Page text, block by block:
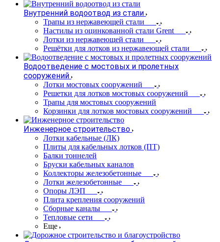
Внутренний водоотвод из стали
Трапы из нержавеющей стали
Настилы из оцинкованной стали Grent
Лотки из нержавеющей стали
Решётки для лотков из нержавеющей стали
Водоотведение с мостовых и пролетных
сооружений
Лотки мостовых сооружений
Решетки для лотков мостовых сооружений
Трапы для мостовых сооружений
Корзинки для лотков мостовых сооружений
Инженерное строительство
Лотки кабельные (ЛК)
Плиты для кабельных лотков (ПТ)
Балки тоннелей
Бруски кабельных каналов
Коллекторы железобетонные
Лотки железобетонные
Опоры ЛЭП
Плита крепления сооружений
Сборные каналы
Тепловые сети
Еще